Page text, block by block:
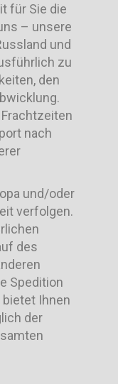
für Sie die
– unsere
und
zu
den
nach
und/oder
verfolgen.
des
Spedition
Ihnen
der